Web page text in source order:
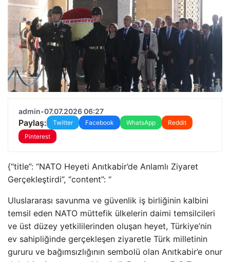
admin•07.07.2026 06:27
Paylaş: Twitter Facebook WhatsApp
Reddit
Pinterest
{“title”: “NATO Heyeti Anıtkabir’de Anlamlı Ziyaret
Gerçekleştirdi”, “content”: “
Uluslararası savunma ve güvenlik iş birliğinin kalbini
temsil eden NATO müttefik ülkelerin daimi temsilcileri
ve üst düzey yetkililerinden oluşan heyet, Türkiye’nin
ev sahipliğinde gerçekleşen ziyaretle Türk milletinin
gururu ve bağımsızlığının sembolü olan Anıtkabir’e onur